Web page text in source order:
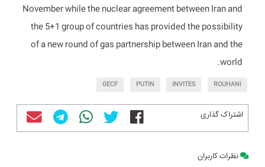
November while the nuclear agreement between Iran and
the 5+1 group of countries has provided the possibility
of a new round of gas partnership between Iran and the
world.
ROUHANI
INVITES
PUTIN
GECF
اشتراک گذاری
نظرات کاربران